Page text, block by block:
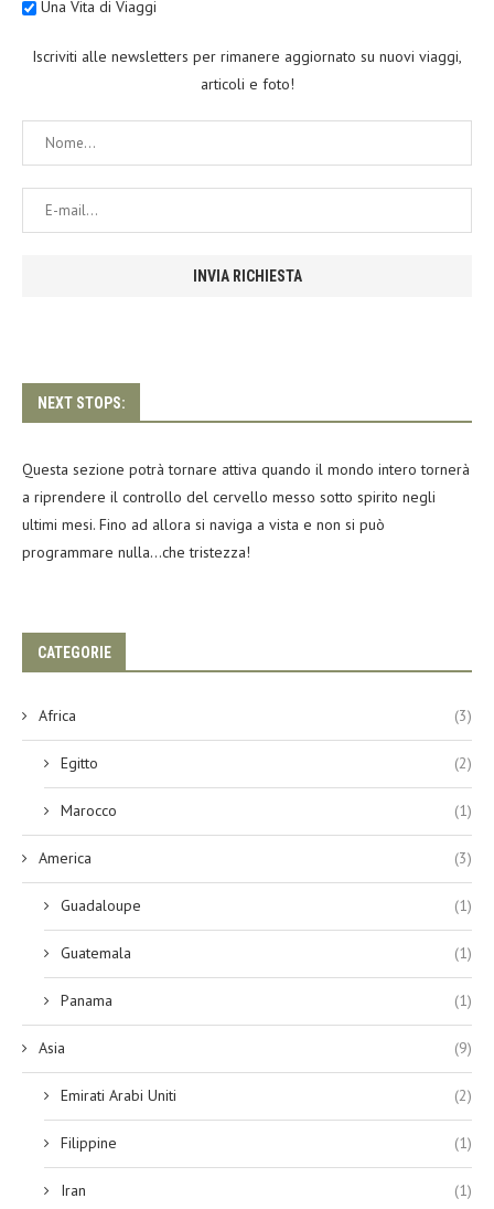
Una Vita di Viaggi
Iscriviti alle newsletters per rimanere aggiornato su nuovi viaggi,
articoli e foto!
NEXT STOPS:
Questa sezione potrà tornare attiva quando il mondo intero tornerà
a riprendere il controllo del cervello messo sotto spirito negli
ultimi mesi. Fino ad allora si naviga a vista e non si può
programmare nulla…che tristezza!
CATEGORIE
Africa (3)
Egitto (2)
Marocco (1)
America (3)
Guadaloupe (1)
Guatemala (1)
Panama (1)
Asia (9)
Emirati Arabi Uniti (2)
Filippine (1)
Iran (1)